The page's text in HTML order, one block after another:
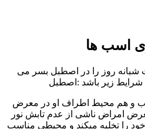
اسب ها
شبانه روز را در اصطبل بسر می
شرایط زیر باشد :اصطبل
اسب و هم محیط اطراف او در معرض
امراض ناشی از عدم تابش نور
را تخلیه میکند و محیطی مناسب